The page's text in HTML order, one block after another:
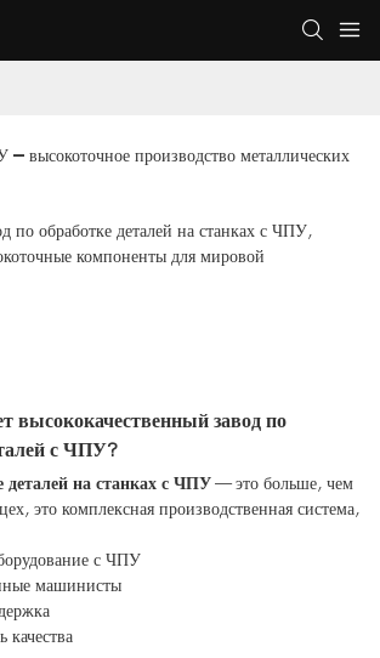
— высокоточное производство металлических
по обработке деталей на станках с ЧПУ,
компоненты для мировой
высококачественный завод по
с ЧПУ?
деталей на станках с ЧПУ— это больше, чем
это комплексная производственная система,
с ЧПУ
машинисты
качества